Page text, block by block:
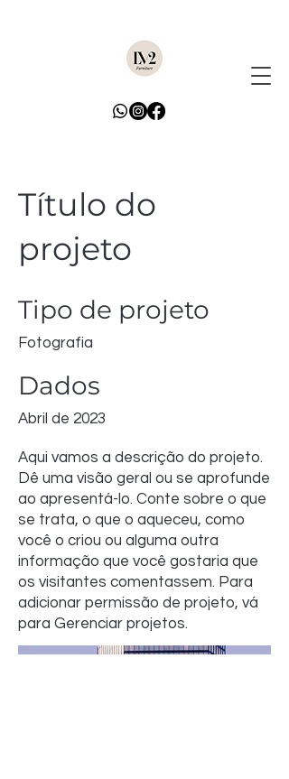
Título do
projeto
Tipo de projeto
Fotografia
Dados
Abril de 2023
Aqui vamos a descrição do projeto.
Dê uma visão geral ou se aprofunde
ao apresentá-lo. Conte sobre o que
se trata, o que o aqueceu, como
você o criou ou alguma outra
informação que você gostaria que
os visitantes comentassem. Para
adicionar permissão de projeto, vá
para Gerenciar projetos.